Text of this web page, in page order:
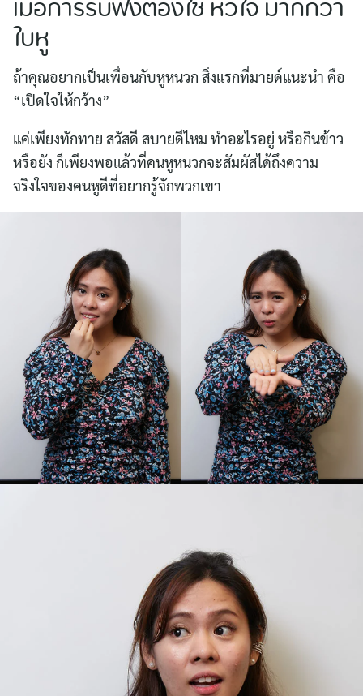
เมื่อการรับฟังต้องใช้ หัวใจ มากกว่า
ใบหู
ถ้าคุณอยากเป็นเพื่อนกับหูหนวก สิ่งแรกที่มายด์แนะนำ คือ
“เปิดใจให้กว้าง”
แค่เพียงทักทาย สวัสดี สบายดีไหม ทำอะไรอยู่ หรือกินข้าว
หรือยัง ก็เพียงพอแล้วที่คนหูหนวกจะสัมผัสได้ถึงความ
จริงใจของคนหูดีที่อยากรู้จักพวกเขา